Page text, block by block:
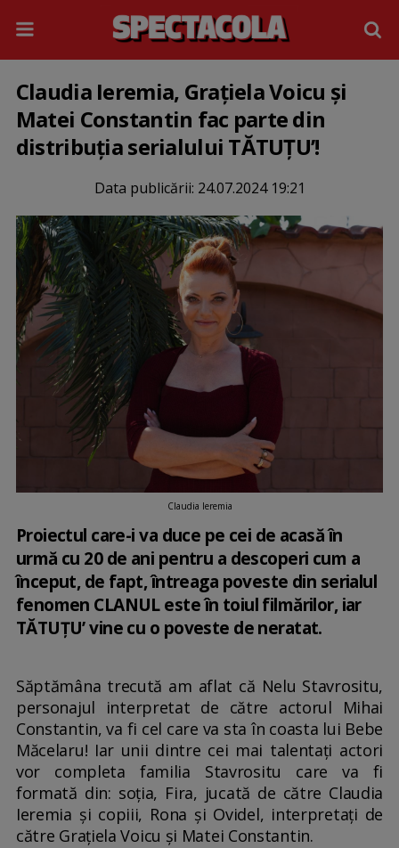
Claudia Ieremia, Grațiela Voicu și
Matei Constantin fac parte din
distribuția serialului TĂTUȚU’!
Data publicării: 24.07.2024 19:21
Claudia Ieremia
Proiectul care-i va duce pe cei de acasă în
urmă cu 20 de ani pentru a descoperi cum a
început, de fapt, întreaga poveste din serialul
fenomen CLANUL este în toiul filmărilor, iar
TĂTUȚU’ vine cu o poveste de neratat.
Săptămâna trecută am aflat că Nelu Stavrositu,
personajul interpretat de către actorul Mihai
Constantin, va fi cel care va sta în coasta lui Bebe
Măcelaru! Iar unii dintre cei mai talentați actori
vor completa familia Stavrositu care va fi
formată din: soția, Fira, jucată de către Claudia
Ieremia și copiii, Rona și Ovidel, interpretați de
către Grațiela Voicu și Matei Constantin.